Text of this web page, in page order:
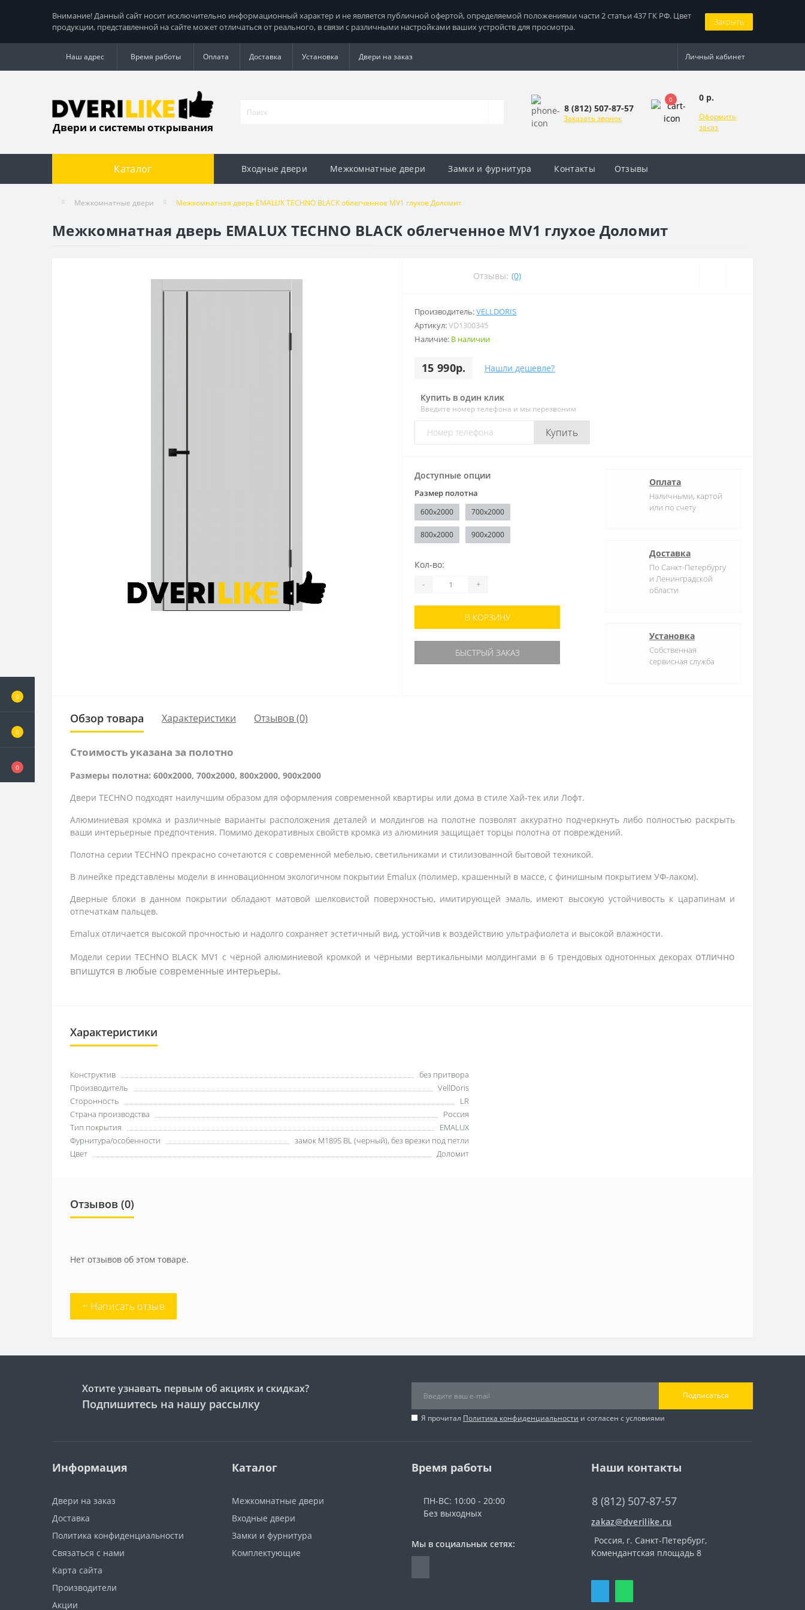
0
0
0
Внимание! Данный сайт носит исключительно информационный характер и не является публичной офертой, определяемой положениями части 2 статьи 437 ГК РФ. Цвет
продукции, представленной на сайте может отличаться от реального, в связи с различными настройками ваших устройств для просмотра.
Закрыть
Наш адрес Время работы Оплата Доставка Установка Двери на заказ Личный кабинет
Двери и системы открывания
8 (812) 507-87-57
Заказать звонок
0 0 р.
Оформить
заказ
Каталог Входные двери Межкомнатные двери Замки и фурнитура Контакты Отзывы
Межкомнатные двери Межкомнатная дверь EMALUX TECHNO BLACK облегченное MV1 глухое Доломит
Межкомнатная дверь EMALUX TECHNO BLACK облегченное MV1 глухое Доломит
Отзывы: (0)
Производитель:VELLDORIS
Артикул:VD1300345
Наличие: В наличии
15 990р. Нашли дешевле?
Купить в один клик
Введите номер телефона и мы перезвоним
Купить
Доступные опции
Размер полотна
600x2000 700x2000
800x2000 900x2000
Кол-во:
- +
В КОРЗИНУ
БЫСТРЫЙ ЗАКАЗ
Оплата
Наличными, картой
или по счету
Доставка
По Санкт-Петербургу
и Ленинградской
области
Установка
Собственная
сервисная служба
Обзор товара Характеристики Отзывов (0)
Стоимость указана за полотно
Размеры полотна: 600x2000, 700x2000, 800x2000, 900x2000
Двери TECHNO подходят наилучшим образом для оформления современной квартиры или дома в стиле Хай-тек или Лофт.
Алюминиевая кромка и различные варианты расположения деталей и молдингов на полотне позволят аккуратно подчеркнуть либо полностью раскрыть
ваши интерьерные предпочтения. Помимо декоративных свойств кромка из алюминия защищает торцы полотна от повреждений.
Полотна серии TECHNO прекрасно сочетаются с современной мебелью, светильниками и стилизованной бытовой техникой.
В линейке представлены модели в инновационном экологичном покрытии Emalux (полимер, крашенный в массе, с финишным покрытием УФ-лаком).
Дверные блоки в данном покрытии обладают матовой шелковистой поверхностью, имитирующей эмаль, имеют высокую устойчивость к царапинам и
отпечаткам пальцев.
Emalux отличается высокой прочностью и надолго сохраняет эстетичный вид, устойчив к воздействию ультрафиолета и высокой влажности.
Модели серии TECHNO BLACK MV1 с чёрной алюминиевой кромкой и чёрными вертикальными молдингами в 6 трендовых однотонных декорах отлично
впишутся в любые современные интерьеры.
Характеристики
Конструктив
без притвора
Производитель
VellDoris
Сторонность
LR
Страна производства
Россия
Тип покрытия
EMALUX
Фурнитура/особенности
замок M1895 BL (черный), без врезки под петли
Цвет
Доломит
Отзывов (0)
Нет отзывов об этом товаре.
+ Написать отзыв
Хотите узнавать первым об акциях и скидках?
Подпишитесь на нашу рассылку
Подписаться
Я прочитал Политика конфиденциальности и согласен с условиями
Информация
Двери на заказ
Доставка
Политика конфиденциальности
Связаться с нами
Карта сайта
Производители
Акции
Каталог
Межкомнатные двери
Входные двери
Замки и фурнитура
Комплектующие
Время работы
ПН-ВС: 10:00 - 20:00
Без выходных
Мы в социальных сетях:
Наши контакты
8 (812) 507-87-57
zakaz@dverilike.ru
Россия, г. Санкт-Петербург,
Комендантская площадь 8